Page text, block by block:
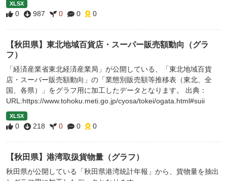
XLSX
0 987 0 0 0
【秋田県】東北地域百貨店・スーパー販売額動向（グラ
フ）
「経済産業省東北経済産業局」が公開している、「東北地域百貨
店・スーパー販売額動向」の「業態別販売額等推移表（東北、全
国、各県）」をグラフ用に加工したデータとなります。 出典：
URL:https://www.tohoku.meti.go.jp/cyosa/tokei/ogata.html#suii
XLSX
0 218 0 0 0
【秋田県】港湾取扱貨物量（グラフ）
秋田県が公開している「秋田県港湾統計年報」から、貨物量を抽出